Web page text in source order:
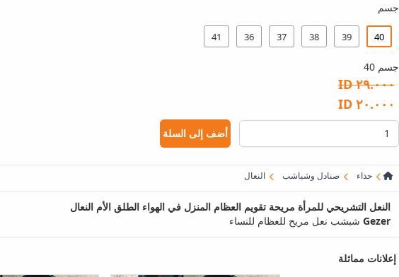
جسم
40
39
38
37
36
41
جسم 40
٢٩.٠٠٠ ID
٢٠.٠٠٠ ID
أضف إلى السلة
حذاء صنادل وشباشب النعال
النعل التشريحي للمرأة مريحة تقويم العظام المنزل في الهواء الطلق الأم النعال
Gezer شبشب نعل مريح للعظام للنساء
إعلانات مماثلة